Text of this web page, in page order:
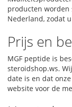
producten worden
Nederland, zodat
Prijs en
MGF peptide is
steroidshop.ws.
date is en dat
website voor de